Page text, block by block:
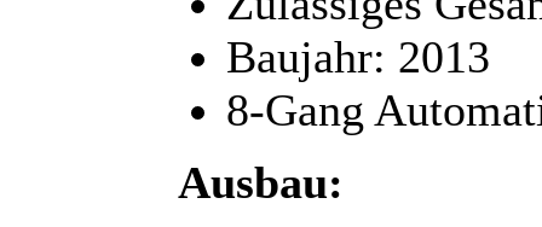
Baujahr: 2013
8-Gang
Ausbau: